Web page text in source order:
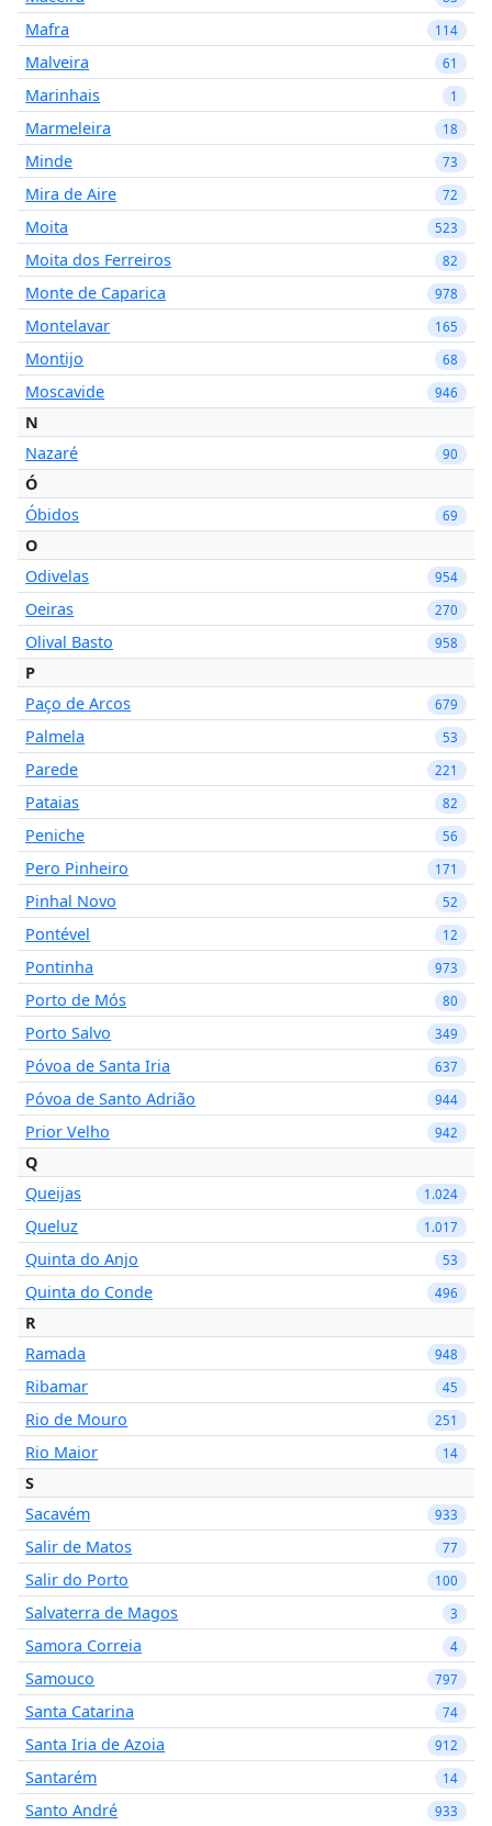
Mafra 114
Malveira 61
Marinhais 1
Marmeleira 18
Minde 73
Mira de Aire 72
Moita 523
Moita dos Ferreiros 82
Monte de Caparica 978
Montelavar 165
Montijo 68
Moscavide 946
N
Nazaré
90
Ó
Óbidos
69
O
Odivelas
954
Oeiras 270
Olival Basto 958
P
Paço de Arcos
679
Palmela 53
Parede 221
Pataias 82
Peniche 56
Pero Pinheiro 171
Pinhal Novo 52
Pontével 12
Pontinha 973
Porto de Mós 80
Porto Salvo 349
Póvoa de Santa Iria 637
Póvoa de Santo Adrião 944
Prior Velho 942
Q
Queijas
1.024
Queluz 1.017
Quinta do Anjo 53
Quinta do Conde 496
R
Ramada
948
Ribamar 45
Rio de Mouro 251
Rio Maior 14
S
Sacavém
933
Salir de Matos 77
Salir do Porto 100
Salvaterra de Magos 3
Samora Correia 4
Samouco 797
Santa Catarina 74
Santa Iria de Azoia 912
Santarém 14
Santo André 933